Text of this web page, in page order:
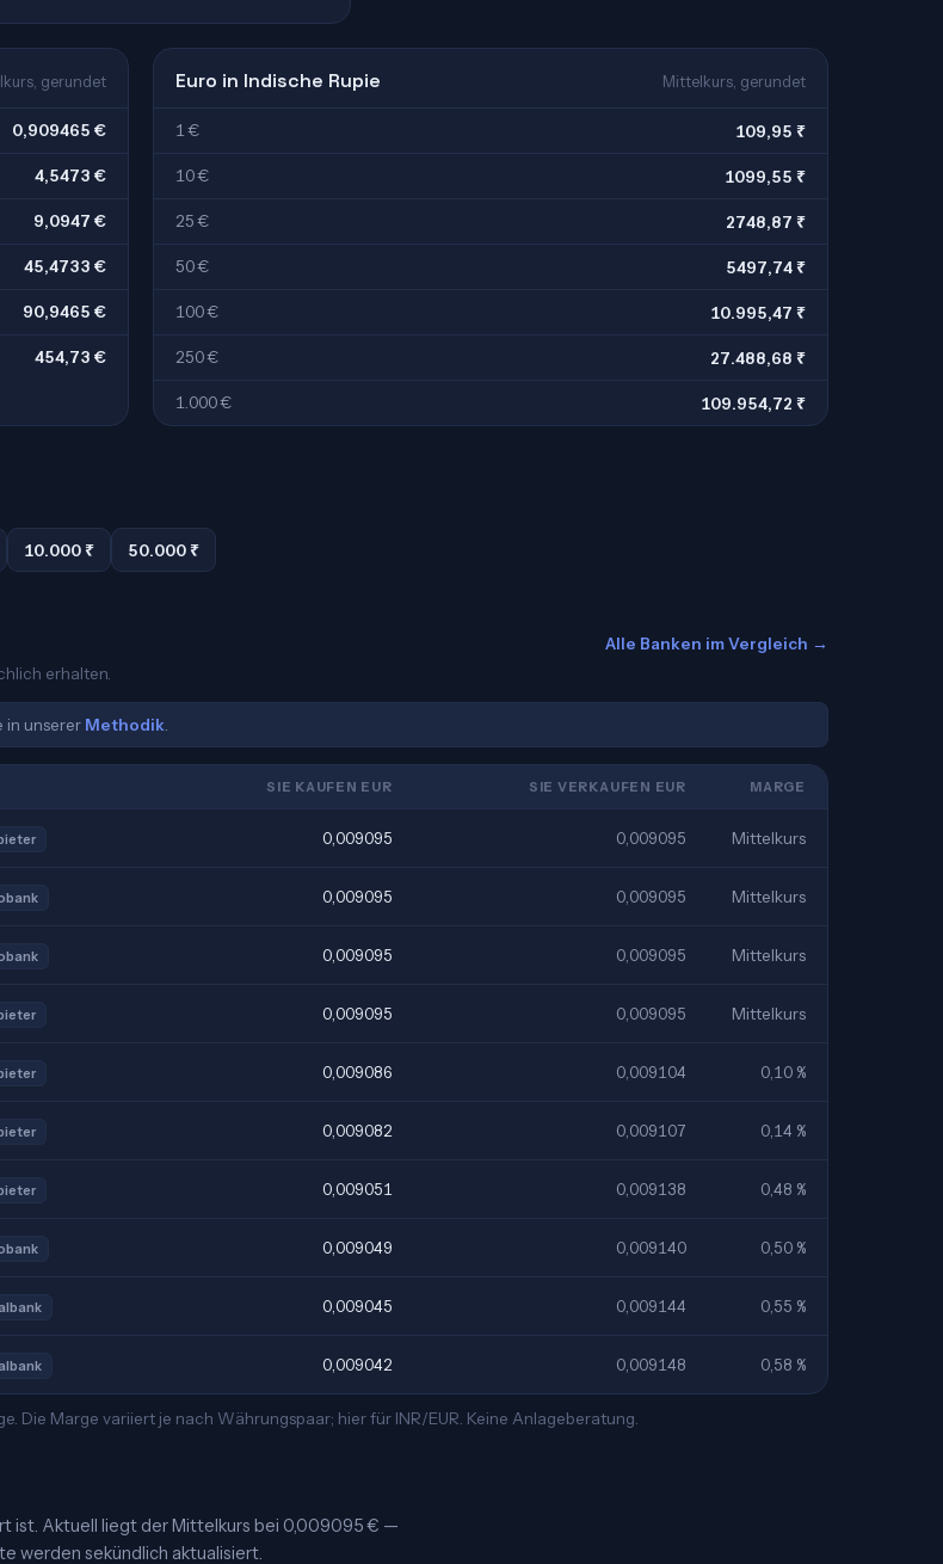
gerundet
0,909465 €
4,5473 €
9,0947 €
45,4733 €
90,9465 €
454,73 €
Euro in Indische Rupie Mittelkurs, gerundet
1 € 109,95 ₹
10 € 1099,55 ₹
25 € 2748,87 ₹
50 € 5497,74 ₹
100 € 10.995,47 ₹
250 € 27.488,68 ₹
1.000 € 109.954,72 ₹
10.000 ₹ 50.000 ₹
erhalten.
Alle Banken im Vergleich →
in unserer Methodik
SIE KAUFEN EUR SIE VERKAUFEN EUR MARGE
0,009095 0,009095 Mittelkurs
0,009095 0,009095 Mittelkurs
0,009095 0,009095 Mittelkurs
0,009095 0,009095 Mittelkurs
0,009086 0,009104 0,10 %
0,009082 0,009107 0,14 %
0,009051 0,009138 0,48 %
0,009049 0,009140 0,50 %
0,009045 0,009144 0,55 %
0,009042 0,009148 0,58 %
Marge variiert je nach Währungspaar; hier für INR/EUR. Keine Anlageberatung.
ist. Aktuell liegt der Mittelkurs bei 0,009095 € —
werden sekündlich aktualisiert.